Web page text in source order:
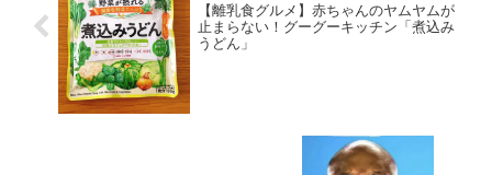
【離乳食グルメ】赤ちゃんのヤムヤムが
止まらない！グーグーキッチン「煮込み
うどん」